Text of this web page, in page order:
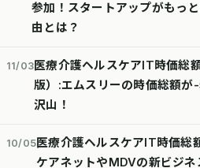
参加！スタートアップがもっ
由とは？
11/03医療介護ヘルスケアIT時価総
版）:エムスリーの時価総額
沢山！
10/05医療介護ヘルスケアIT時価総
ケアネットやMDVの新ビジネ